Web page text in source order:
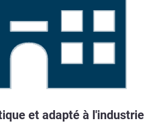
et adapté à l'industrie